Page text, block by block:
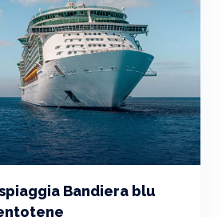
Bandiera blu